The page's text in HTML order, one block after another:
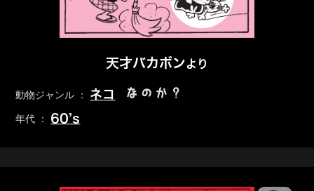
天才バカボンより
動物ジャンル ： ネコ なのか？
年代 ： 60’s